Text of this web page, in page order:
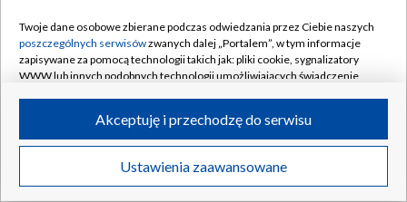
Rada Programowa
System NOS
Informacje o nadawcy
Program dla prasy
Ogłoszenie przetargowe
Kontakt
Kanały
©2026 Telewizja Polska S.A. w likwidacji
Twoje dane osobowe zbierane podczas odwiedzania przez Ciebie naszych
poszczególnych serwisówzwanych dalej „Portalem”, w tym informacje
zapisywane za pomocą technologii takich jak: pliki cookie, sygnalizatory
WWW lub innych podobnych technologii umożliwiających świadczenie
ruchu w Internecie.
Twoje dane osobowe zbierane podczas odwiedzania przez Ciebie
poszczególnych serwisówna Portalu, takie jak adresy IP, identyfikatory
Ustawienia zaawansowane
Akceptuję i przechodzę do serwisu